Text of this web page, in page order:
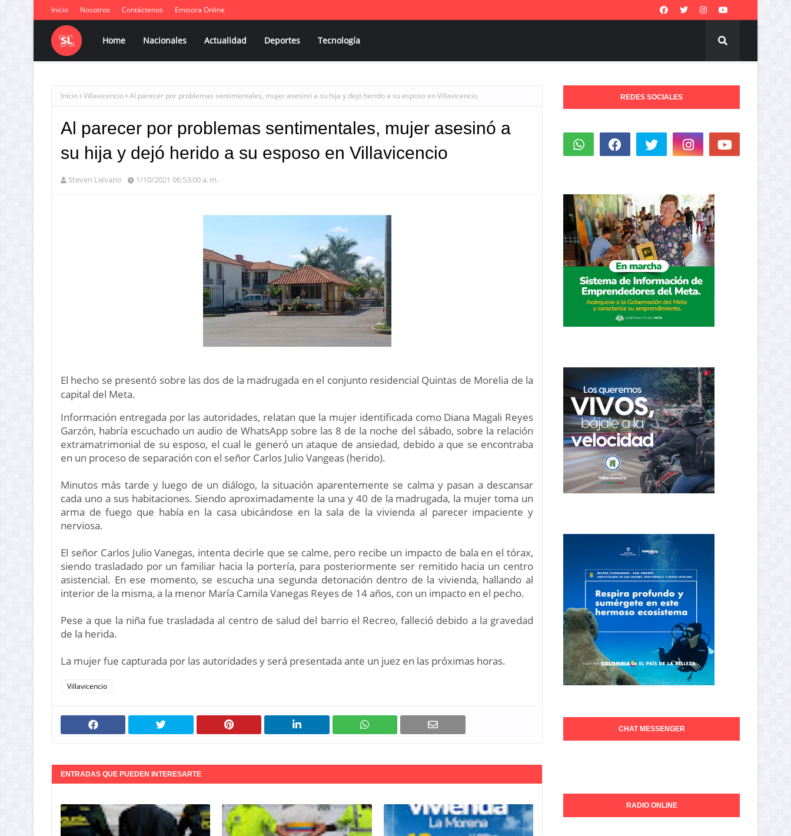
Inicio Nosotros Contáctenos Emisora Online
Home Nacionales Actualidad Deportes Tecnología
Inicio Villavicencio Al parecer por problemas sentimentales, mujer asesinó a su hija y dejó herido a su esposo en Villavicencio
Al parecer por problemas sentimentales, mujer asesinó a
su hija y dejó herido a su esposo en Villavicencio
Steven Liévano 1/10/2021 06:53:00 a. m.
El hecho se presentó sobre las dos de la madrugada en el conjunto residencial Quintas de Morelia de la
capital del Meta.
Información entregada por las autoridades, relatan que la mujer identificada como Diana Magali Reyes
Garzón, habría escuchado un audio de WhatsApp sobre las 8 de la noche del sábado, sobre la relación
extramatrimonial de su esposo, el cual le generó un ataque de ansiedad, debido a que se encontraba
en un proceso de separación con el señor Carlos Julio Vangeas (herido).
Minutos más tarde y luego de un diálogo, la situación aparentemente se calma y pasan a descansar
cada uno a sus habitaciones. Siendo aproximadamente la una y 40 de la madrugada, la mujer toma un
arma de fuego que había en la casa ubicándose en la sala de la vivienda al parecer impaciente y
nerviosa.
El señor Carlos Julio Vanegas, intenta decirle que se calme, pero recibe un impacto de bala en el tórax,
siendo trasladado por un familiar hacia la portería, para posteriormente ser remitido hacia un centro
asistencial. En ese momento, se escucha una segunda detonación dentro de la vivienda, hallando al
interior de la misma, a la menor María Camila Vanegas Reyes de 14 años, con un impacto en el pecho.
Pese a que la niña fue trasladada al centro de salud del barrio el Recreo, falleció debido a la gravedad
de la herida.
La mujer fue capturada por las autoridades y será presentada ante un juez en las próximas horas.
Villavicencio
ENTRADAS QUE PUEDEN INTERESARTE
REDES SOCIALES
CHAT MESSENGER
RADIO ONLINE